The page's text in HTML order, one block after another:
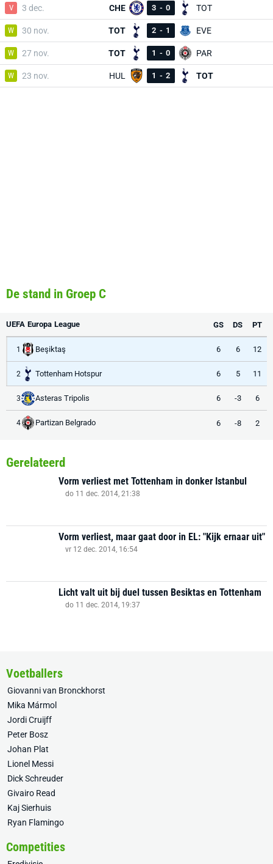
V 3 dec. CHE 3 - 0 TOT
W 30 nov. TOT 2 - 1 EVE
W 27 nov. TOT 1 - 0 PAR
W 23 nov. HUL 1 - 2 TOT
De stand in Groep C
UEFA Europa League GS DS PT
1 Beşiktaş 6 6 12
2 Tottenham Hotspur 6 5 11
3 Asteras Tripolis 6 -3 6
4 Partizan Belgrado 6 -8 2
Gerelateerd
Vorm verliest met Tottenham in donker Istanbul
do 11 dec. 2014, 21:38
Vorm verliest, maar gaat door in EL: "Kijk ernaar uit"
vr 12 dec. 2014, 16:54
Licht valt uit bij duel tussen Besiktas en Tottenham
do 11 dec. 2014, 19:37
Voetballers
Giovanni van Bronckhorst
Mika Mármol
Jordi Cruijff
Peter Bosz
Johan Plat
Lionel Messi
Dick Schreuder
Givairo Read
Kaj Sierhuis
Ryan Flamingo
Competities